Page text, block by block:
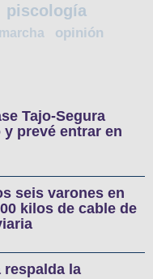
piscología
marcha opinión
Tajo-Segura
prevé entrar en
seis varones en
kilos de cable de
respalda la